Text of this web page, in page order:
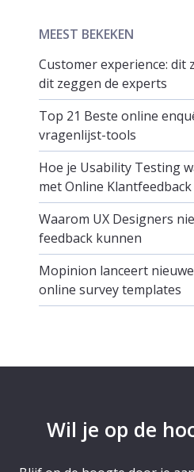
MEEST BEKEKEN
Customer experience: dit
dit zeggen de experts
Top 21 Beste online
vragenlijst-tools
Hoe je Usability Testing
met Online Klantfeedback
Waarom UX Designers
feedback kunnen
Mopinion lanceert
online survey templates
Wil je op de